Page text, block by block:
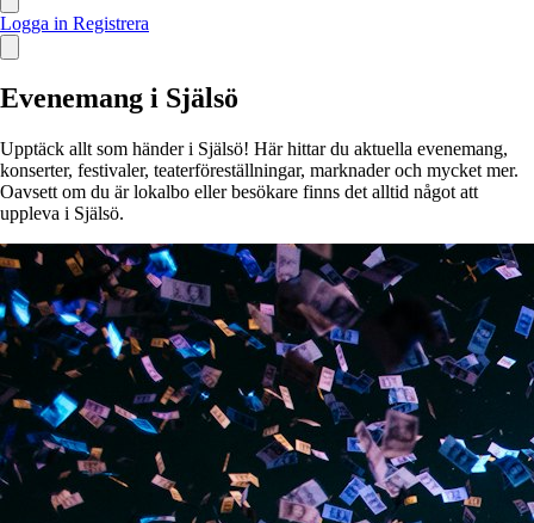
Logga in Registrera
Evenemang i Själsö
Upptäck allt som händer i Själsö! Här hittar du aktuella evenemang,
konserter, festivaler, teaterföreställningar, marknader och mycket mer.
Oavsett om du är lokalbo eller besökare finns det alltid något att
uppleva i Själsö.